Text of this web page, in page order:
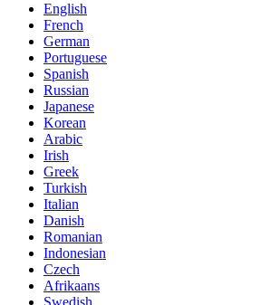
English
French
German
Portuguese
Spanish
Russian
Japanese
Korean
Arabic
Irish
Greek
Turkish
Italian
Danish
Romanian
Indonesian
Czech
Afrikaans